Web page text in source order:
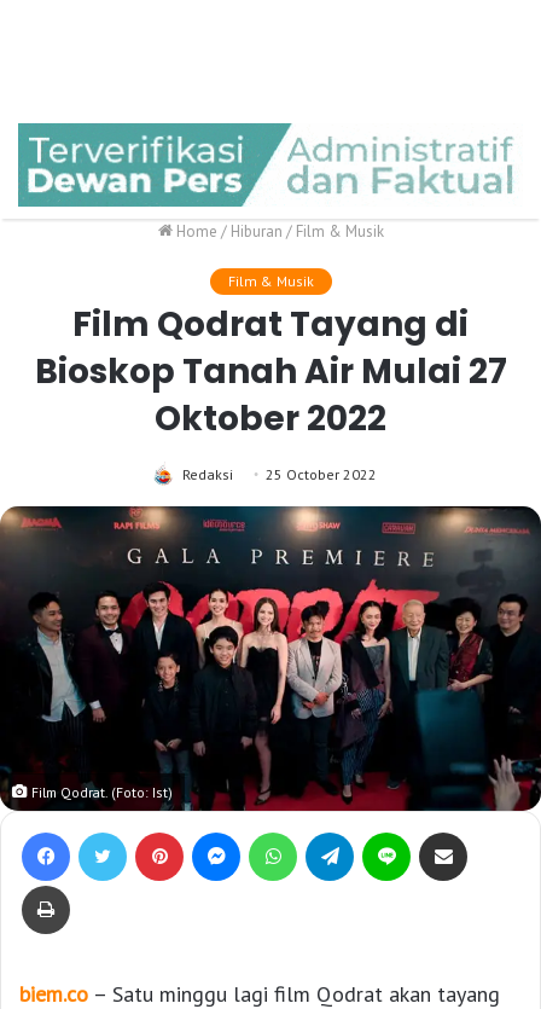
Home / Hiburan / Film & Musik
Film & Musik
Film Qodrat Tayang di
Bioskop Tanah Air Mulai 27
Oktober 2022
Redaksi 25 October 2022
Film Qodrat. (Foto: Ist)
biem.co – Satu minggu lagi film Qodrat akan tayang